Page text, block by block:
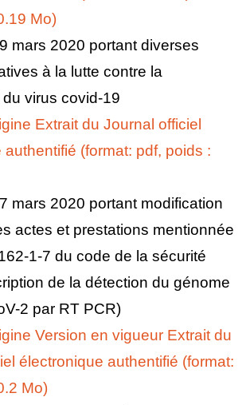
Mo)
mars 2020 portant diverses
à la lutte contre la
virus covid-19
Extrait du Journal officiel
(format: pdf, poids :
mars 2020 portant modification
actes et prestations mentionnée
1-7 du code de la sécurité
de la détection du génome
2 par RT PCR)
Version en vigueur Extrait du
électronique authentifié (format:
Mo)